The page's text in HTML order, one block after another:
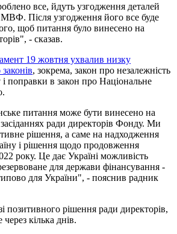
все, йдуть узгодження деталей
Після узгодження його все буде
щоб питання було винесено на
- сказав.
19 жовтня ухвалив низку
, зокрема, закон про незалежність
поправки в закон про Національне
питання може бути винесено на
ради директорів Фонду. Ми
рішення, а саме на надходження
і рішення щодо продовження
року. Це дає Україні можливість
для держави фінансування -
для України", - пояснив радник
позитивного рішення ради директорів,
кілька днів.